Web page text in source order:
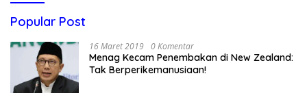
Popular Post
16 Maret 2019 0 Komentar
Menag Kecam Penembakan di New Zealand:
Tak Berperikemanusiaan!